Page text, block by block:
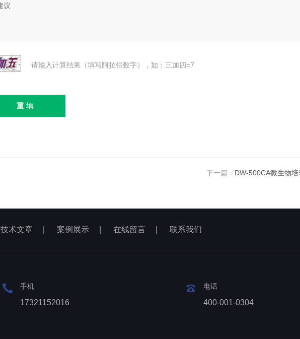
请输入计算结果（填写阿拉伯数字），如：三加四=7
下一篇： DW-500CA微生物
技术文章 案例展示 在线留言 联系我们
手机
17321152016
电话
400-001-0304